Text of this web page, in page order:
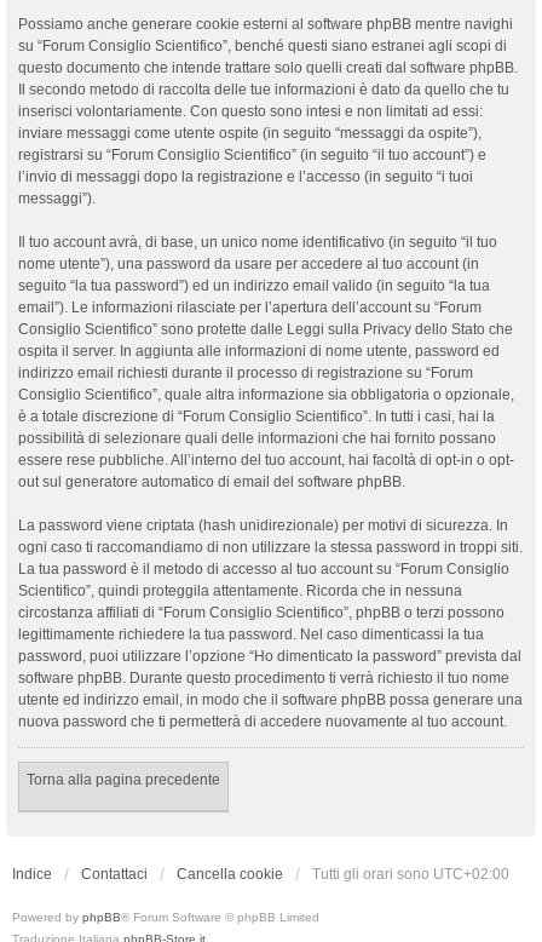
Possiamo anche generare cookie esterni al software phpBB mentre navighi
su “Forum Consiglio Scientifico”, benché questi siano estranei agli scopi di
questo documento che intende trattare solo quelli creati dal software phpBB.
Il secondo metodo di raccolta delle tue informazioni è dato da quello che tu
inserisci volontariamente. Con questo sono intesi e non limitati ad essi:
inviare messaggi come utente ospite (in seguito “messaggi da ospite”),
registrarsi su “Forum Consiglio Scientifico” (in seguito “il tuo account”) e
l’invio di messaggi dopo la registrazione e l’accesso (in seguito “i tuoi
messaggi”).
Il tuo account avrà, di base, un unico nome identificativo (in seguito “il tuo
nome utente”), una password da usare per accedere al tuo account (in
seguito “la tua password”) ed un indirizzo email valido (in seguito “la tua
email”). Le informazioni rilasciate per l’apertura dell’account su “Forum
Consiglio Scientifico” sono protette dalle Leggi sulla Privacy dello Stato che
ospita il server. In aggiunta alle informazioni di nome utente, password ed
indirizzo email richiesti durante il processo di registrazione su “Forum
Consiglio Scientifico”, quale altra informazione sia obbligatoria o opzionale,
è a totale discrezione di “Forum Consiglio Scientifico”. In tutti i casi, hai la
possibilità di selezionare quali delle informazioni che hai fornito possano
essere rese pubbliche. All’interno del tuo account, hai facoltà di opt-in o opt-
out sul generatore automatico di email del software phpBB.
La password viene criptata (hash unidirezionale) per motivi di sicurezza. In
ogni caso ti raccomandiamo di non utilizzare la stessa password in troppi siti.
La tua password è il metodo di accesso al tuo account su “Forum Consiglio
Scientifico”, quindi proteggila attentamente. Ricorda che in nessuna
circostanza affiliati di “Forum Consiglio Scientifico”, phpBB o terzi possono
legittimamente richiedere la tua password. Nel caso dimenticassi la tua
password, puoi utilizzare l’opzione “Ho dimenticato la password” prevista dal
software phpBB. Durante questo procedimento ti verrà richiesto il tuo nome
utente ed indirizzo email, in modo che il software phpBB possa generare una
nuova password che ti permetterà di accedere nuovamente al tuo account.
Torna alla pagina precedente
Indice Contattaci Cancella cookie Tutti gli orari sono UTC+02:00
Powered by phpBB® Forum Software © phpBB Limited
Traduzione Italiana phpBB-Store.it